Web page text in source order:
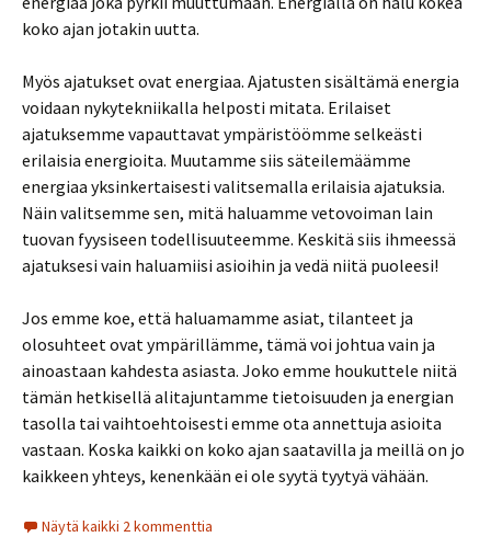
koko ajan jotakin uutta.
Myös ajatukset ovat energiaa. Ajatusten sisältämä energia
voidaan nykytekniikalla helposti mitata. Erilaiset
ajatuksemme vapauttavat ympäristöömme selkeästi
erilaisia energioita. Muutamme siis säteilemäämme
energiaa yksinkertaisesti valitsemalla erilaisia ajatuksia.
Näin valitsemme sen, mitä haluamme vetovoiman lain
tuovan fyysiseen todellisuuteemme. Keskitä siis ihmeessä
ajatuksesi vain haluamiisi asioihin ja vedä niitä puoleesi!
Jos emme koe, että haluamamme asiat, tilanteet ja
olosuhteet ovat ympärillämme, tämä voi johtua vain ja
ainoastaan kahdesta asiasta. Joko emme houkuttele niitä
tämän hetkisellä alitajuntamme tietoisuuden ja energian
tasolla tai vaihtoehtoisesti emme ota annettuja asioita
vastaan. Koska kaikki on koko ajan saatavilla ja meillä on jo
kaikkeen yhteys, kenenkään ei ole syytä tyytyä vähään.
Näytä kaikki 2 kommenttia